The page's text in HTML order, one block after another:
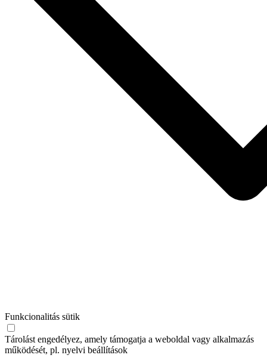
Funkcionalitás sütik
Tárolást engedélyez, amely támogatja a weboldal vagy alkalmazás
működését, pl. nyelvi beállítások